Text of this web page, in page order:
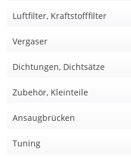
Luftfilter, Kraftstofffilter
Vergaser
Dichtungen, Dichtsätze
Zubehör, Kleinteile
Ansaugbrücken
Tuning